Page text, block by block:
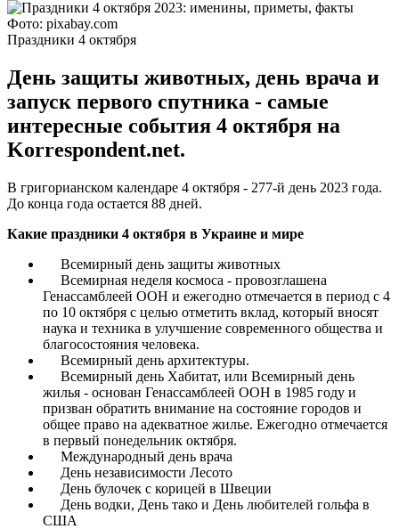
Фото: pixabay.com
Праздники 4 октября
День защиты животных, день врача и
запуск первого спутника - самые
интересные события 4 октября на
Korrespondent.net.
В григорианском календаре 4 октября - 277-й день 2023 года.
До конца года остается 88 дней.
Какие праздники 4 октября в Украине и мире
Всемирный день защиты животных
Всемирная неделя космоса - провозглашена
Генассамблеей ООН и ежегодно отмечается в период с 4
по 10 октября с целью отметить вклад, который вносят
наука и техника в улучшение современного общества и
благосостояния человека.
Всемирный день архитектуры.
Всемирный день Хабитат, или Всемирный день
жилья - основан Генассамблеей ООН в 1985 году и
призван обратить внимание на состояние городов и
общее право на адекватное жилье. Ежегодно отмечается
в первый понедельник октября.
Международный день врача
День независимости Лесото
День булочек с корицей в Швеции
День водки, День тако и День любителей гольфа в
США